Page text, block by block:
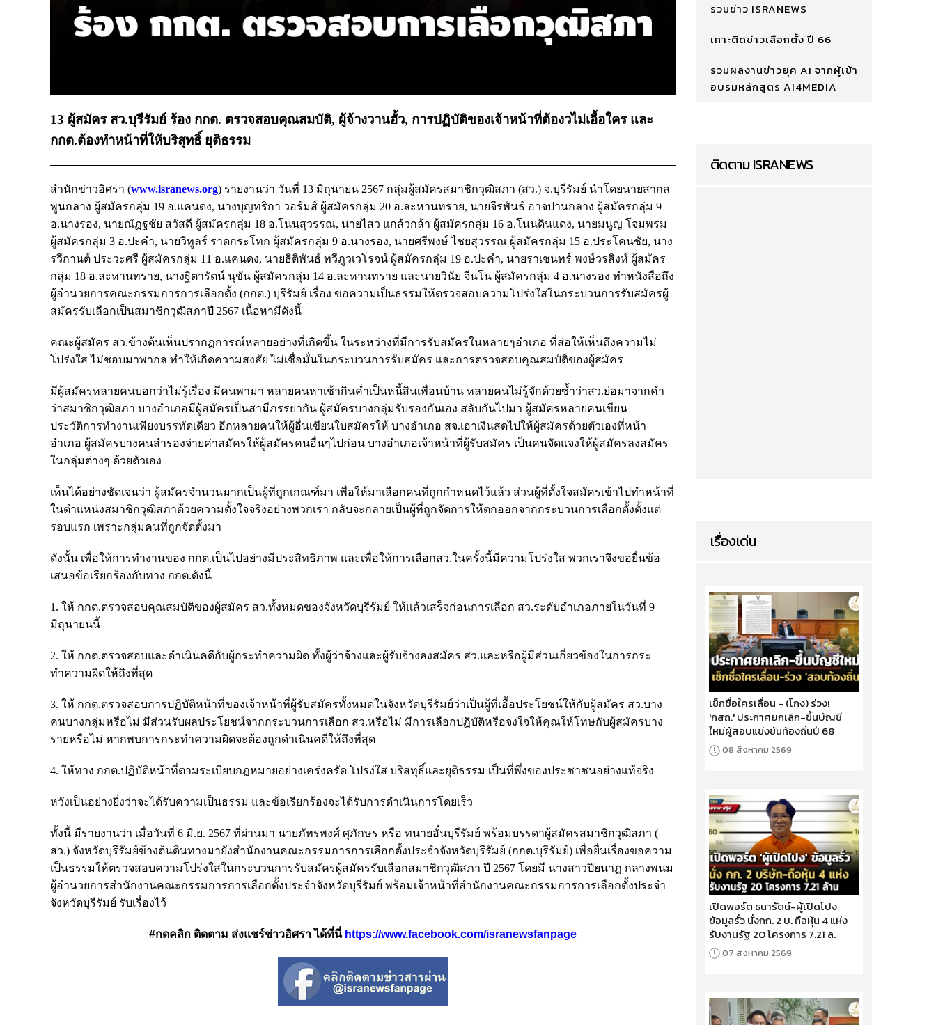
13 ผู้สมัคร สว.บุรีรัมย์ ร้อง กกต. ตรวจสอบคุณสมบัติ, ผู้จ้างวานฮั้ว, การปฏิบัติของเจ้าหน้าที่ต้องวไม่เอื้อใคร และ
กกต.ต้องทำหน้าที่ให้บริสุทธิ์ ยุติธรรม
สำนักข่าวอิศรา (www.isranews.org) รายงานว่า วันที่ 13 มิถุนายน 2567 กลุ่มผู้สมัครสมาชิกวุฒิสภา (สว.) จ.บุรีรัมย์ นำโดยนายสากล
พูนกลาง ผู้สมัครกลุ่ม 19 อ.แคนดง, นางบุญทริกา วอร์มส์ ผู้สมัครกลุ่ม 20 อ.ละหานทราย, นายจีรพันธ์ อาจปานกลาง ผู้สมัครกลุ่ม 9
อ.นางรอง, นายณัฏฐชัย สวัสดี ผู้สมัครกลุ่ม 18 อ.โนนสุวรรณ, นายไสว แกล้วกล้า ผู้สมัครกลุ่ม 16 อ.โนนดินแดง, นายมนูญ โจมพรม
ผู้สมัครกลุ่ม 3 อ.ปะคำ, นายวิทูลร์ ราดกระโทก ผุ้สมัครกลุ่ม 9 อ.นางรอง, นายศรีพงษ์ ไชยสุวรรณ ผู้สมัครกลุ่ม 15 อ.ประโคนชัย, นาง
รวีกานต์ ประวะศรี ผู้สมัครกลุ่ม 11 อ.แคนดง, นายธิติพันธ์ ทวีภูวเวโรจน์ ผู้สมัครกลุ่ม 19 อ.ปะคำ, นายราเชนทร์ พงษ์วรสิงห์ ผู้สมัคร
กลุ่ม 18 อ.ละหานทราย, นางฐิตารัตน์ นุขัน ผู้สมัครกลุ่ม 14 อ.ละหานทราย และนายวินัย จีนโน ผู้สมัครกลุ่ม 4 อ.นางรอง ทำหนังสือถึง
ผู้อำนวยการคณะกรรมการการเลือกตั้ง (กกต.) บุรีรัมย์ เรื่อง ขอความเป็นธรรมให้ตรวจสอบความโปร่งใสในกระบวนการรับสมัครผู้
สมัครรับเลือกเป็นสมาชิกวุฒิสภาปี 2567 เนื้อหามีดังนี้
คณะผู้สมัคร สว.ข้างต้นเห็นปรากฏการณ์หลายอย่างที่เกิดขึ้น ในระหว่างที่มีการรับสมัครในหลายๆอำเภอ ที่ส่อให้เห็นถึงความไม่
โปร่งใส ไม่ชอบมาพากล ทำให้เกิดความสงสัย ไม่เชื่อมั่นในกระบวนการรับสมัคร และการตรวจสอบคุณสมบัติของผู้สมัคร
มีผู้สมัครหลายคนบอกว่าไม่รู้เรื่อง มีคนพามา หลายคนหาเช้ากินค่ำเป็นหนี้สินเพื่อนบ้าน หลายคนไม่รู้จักด้วยซ้ำว่าสว.ย่อมาจากคำ
ว่าสมาชิกวุฒิสภา บางอำเภอมีผู้สมัครเป็นสามีภรรยากัน ผู้สมัครบางกลุ่มรับรองกันเอง สลับกันไปมา ผู้สมัครหลายคนเขียน
ประวัติการทำงานเพียงบรรทัดเดียว อีกหลายคนให้ผู้อื่นเขียนใบสมัครให้ บางอำเภอ สจ.เอาเงินสดไปให้ผู้สมัครด้วยตัวเองที่หน้า
อำเภอ ผู้สมัครบางคนสำรองจ่ายค่าสมัครให้ผู้สมัครคนอื่นๆไปก่อน บางอำเภอเจ้าหน้าที่ผู้รับสมัคร เป็นคนจัดแจงให้ผู้สมัครลงสมัคร
ในกลุ่มต่างๆ ด้วยตัวเอง
เห็นได้อย่างชัดเจนว่า ผู้สมัครจำนวนมากเป็นผู้ที่ถูกเกณฑ์มา เพื่อให้มาเลือกคนที่ถูกกำหนดไว้แล้ว ส่วนผู้ที่ตั้งใจสมัครเข้าไปทำหน้าที่
ในตำแหน่งสมาชิกวุฒิสภาด้วยความตั้งใจจริงอย่างพวกเรา กลับจะกลายเป็นผู้ที่ถูกจัดการให้ตกออกจากกระบวนการเลือกตั้งตั้งแต่
รอบแรก เพราะกลุ่มคนที่ถูกจัดตั้งมา
ดังนั้น เพื่อให้การทำงานของ กกต.เป็นไปอย่างมีประสิทธิภาพ และเพื่อให้การเลือกสว.ในครั้งนี้มีความโปร่งใส พวกเราจึงขอยื่นข้อ
เสนอข้อเรียกร้องกับทาง กกต.ดังนี้
1. ให้ กกต.ตรวจสอบคุณสมบัติของผู้สมัคร สว.ทั้งหมดของจังหวัดบุรีรัมย์ ให้แล้วเสร็จก่อนการเลือก สว.ระดับอำเภอภายในวันที่ 9
มิถุนายนนี้
2. ให้ กกต.ตรวจสอบและดำเนินคดีกับผู้กระทำความผิด ทั้งผู้ว่าจ้างและผู้รับจ้างลงสมัคร สว.และหรือผู้มีส่วนเกี่ยวข้องในการกระ
ทำความผิดให้ถึงที่สุด
3. ให้ กกต.ตรวจสอบการปฏิบัติหน้าที่ของเจ้าหน้าที่ผู้รับสมัครทั้งหมดในจังหวัดบุรีรัมย์ว่าเป็นผู้ที่เอื้อประโยชน์ให้กับผู้สมัคร สว.บาง
คนบางกลุ่มหรือไม่ มีส่วนรับผลประโยชน์จากกระบวนการเลือก สว.หรือไม่ มีการเลือกปฏิบัติหรือจงใจให้คุณให้โทษกับผู้สมัครบาง
รายหรือไม่ หากพบการกระทำความผิดจะต้องถูกดำเนินคดีให้ถึงที่สุด
4. ให้ทาง กกต.ปฏิบัติหน้าที่ตามระเบียบกฎหมายอย่างเคร่งครัด โปรง่ใส บริสทุธิ์และยุติธรรม เป็นที่พึ่งของประชาชนอย่างแท้จริง
หวังเป็นอย่างยิ่งว่าจะได้รับความเป็นธรรม และข้อเรียกร้องจะได้รับการดำเนินการโดยเร็ว
ทั้งนี้ มีรายงานว่า เมื่อวันที่ 6 มิ.ย. 2567 ที่ผ่านมา นายภัทรพงศ์ ศุภักษร หรือ ทนายอั๋นบุรีรัมย์ พร้อมบรรดาผู้สมัครสมาชิกวุฒิสภา (
สว.) จังหวัดบุรีรัมย์ข้างต้นดินทางมายังสำนักงานคณะกรรมการการเลือกตั้งประจำจังหวัดบุรีรัมย์ (กกต.บุรีรัมย์) เพื่อยื่นเรื่องขอความ
เป็นธรรมให้ตรวจสอบความโปร่งใสในกระบวนการรับสมัครผู้สมัครรับเลือกสมาชิกวุฒิสภา ปี 2567 โดยมี นางสาวปิยนาฏ กลางพนม
ผู้อำนวยการสำนักงานคณะกรรมการการเลือกตั้งประจำจังหวัดบุรีรัมย์ พร้อมเจ้าหน้าที่สำนักงานคณะกรรมการการเลือกตั้งประจำ
จังหวัดบุรีรัมย์ รับเรื่องไว้
#กดคลิก ติดตาม ส่งแชร์ข่าวอิศรา ได้ที่นี่ https://www.facebook.com/isranewsfanpage
รวมข่าว ISRANEWS
เกาะติดข่าวเลือกตั้ง ปี 66
รวมผลงานข่าวยุค AI จากผู้เข้า
อบรมหลักสูตร AI4MEDIA
ติดตาม ISRANEWS
เรื่องเด่น
เช็กชื่อใครเลื่อน - (โกง) ร่วง!
'กสถ.' ประกาศยกเลิก-ขึ้นบัญชี
ใหม่ผู้สอบแข่งขันท้องถิ่นปี 68
08 สิงหาคม 2569
เปิดพอร์ต ธนารัตน์-ผู้เปิดโปง
ข้อมูลรั่ว นั่งกก. 2 บ. ถือหุ้น 4 แห่ง
รับงานรัฐ 20 โครงการ 7.21 ล.
07 สิงหาคม 2569